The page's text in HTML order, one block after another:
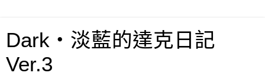
Dark‧淡藍的達克日記
Ver.3